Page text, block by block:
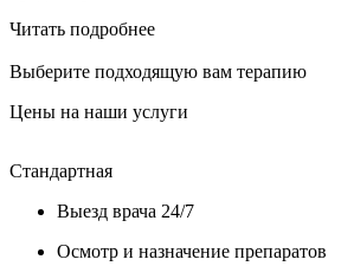
Читать подробнее
Выберите подходящую вам терапию
Цены на наши услуги
Стандартная
Выезд врача 24/7
Осмотр и назначение препаратов